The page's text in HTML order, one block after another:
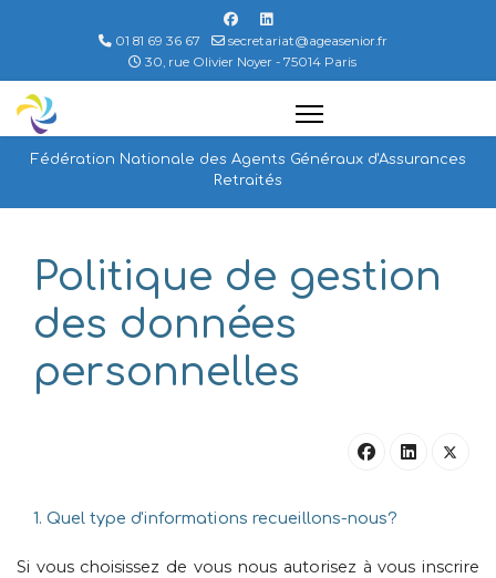
01 81 69 36 67
secretariat@ageasenior.fr
30, rue Olivier Noyer - 75014 Paris
Fédération Nationale des Agents Généraux d'Assurances
Retraités
Politique de gestion
des données
personnelles
1. Quel type d'informations recueillons-nous?
Si vous choisissez de vous nous autorisez à vous inscrire